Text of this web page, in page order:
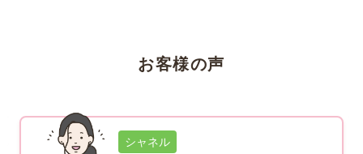
お客様の声
シャネル